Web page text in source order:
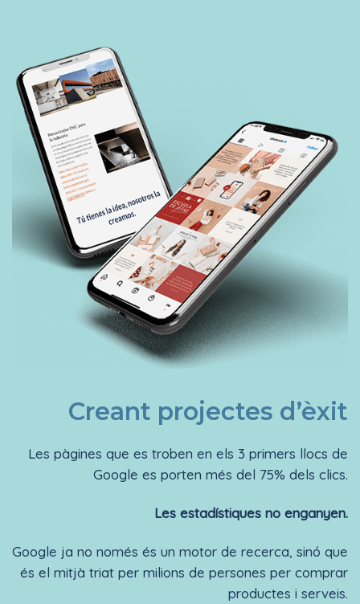
Creant projectes d’èxit
Les pàgines que es troben en els 3 primers llocs de
Google es porten més del 75% dels clics.
Les estadístiques no enganyen.
Google ja no només és un motor de recerca, sinó que
és el mitjà triat per milions de persones per comprar
productes i serveis.